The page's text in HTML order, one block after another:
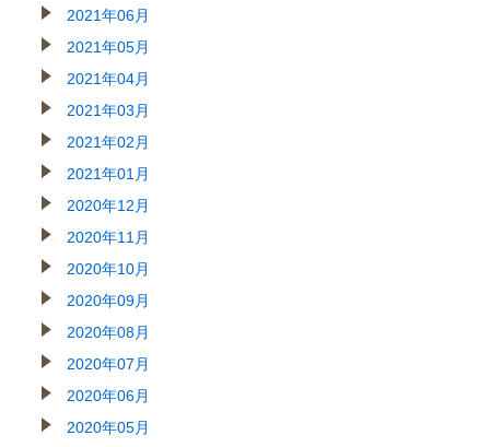
2021年06月
2021年05月
2021年04月
2021年03月
2021年02月
2021年01月
2020年12月
2020年11月
2020年10月
2020年09月
2020年08月
2020年07月
2020年06月
2020年05月